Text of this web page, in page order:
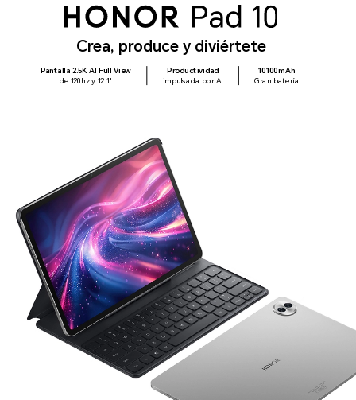
Crea, produce y diviértete
Pantalla 2.5K AI Full View
de 120hz y 12.1"
Productividad
impulsada por AI
10100mAh
Gran batería